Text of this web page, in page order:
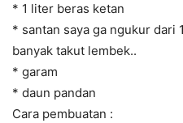
* 1 liter beras ketan
* santan saya ga ngukur dari
banyak takut lembek..
* garam
* daun pandan
Cara pembuatan :